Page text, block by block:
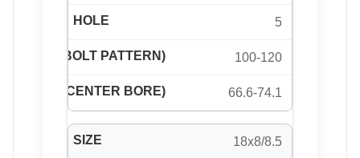
5
100-120
66.6-74.1
18x8/8.5